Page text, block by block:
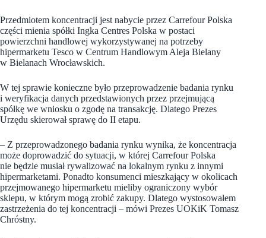
Przedmiotem koncentracji jest nabycie przez Carrefour Polska
części mienia spółki Ingka Centres Polska w postaci
powierzchni handlowej wykorzystywanej na potrzeby
hipermarketu Tesco w Centrum Handlowym Aleja Bielany
w Bielanach Wrocławskich.
W tej sprawie konieczne było przeprowadzenie badania rynku
i weryfikacja danych przedstawionych przez przejmującą
spółkę we wniosku o zgodę na transakcję. Dlatego Prezes
Urzędu skierował sprawę do II etapu.
– Z przeprowadzonego badania rynku wynika, że koncentracja
może doprowadzić do sytuacji, w której Carrefour Polska
nie będzie musiał rywalizować na lokalnym rynku z innymi
hipermarketami. Ponadto konsumenci mieszkający w okolicach
przejmowanego hipermarketu mieliby ograniczony wybór
sklepu, w którym mogą zrobić zakupy. Dlatego wystosowałem
zastrzeżenia do tej koncentracji – mówi Prezes UOKiK Tomasz
Chróstny.